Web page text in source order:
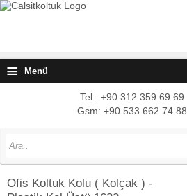
≡ Menü
Tel : +90 312 359 69 69
Gsm: +90 533 662 74 88
Ofis Koltuk Kolu ( Kolçak ) -